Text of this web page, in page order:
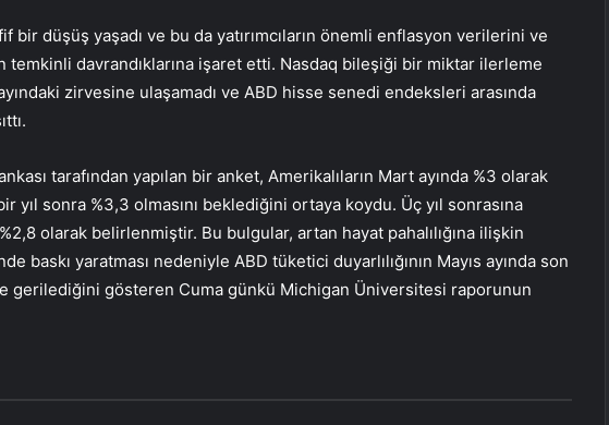
bir düşüş yaşadı ve bu da yatırımcıların önemli enflasyon verilerini ve
temkinli davrandıklarına işaret etti. Nasdaq bileşiği bir miktar ilerleme
zirvesine ulaşamadı ve ABD hisse senedi endeksleri arasında
tarafından yapılan bir anket, Amerikalıların Mart ayında %3 olarak
yıl sonra %3,3 olmasını beklediğini ortaya koydu. Üç yıl sonrasına
olarak belirlenmiştir. Bu bulgular, artan hayat pahalılığına ilişkin
baskı yaratması nedeniyle ABD tüketici duyarlılığının Mayıs ayında son
gerilediğini gösteren Cuma günkü Michigan Üniversitesi raporunun